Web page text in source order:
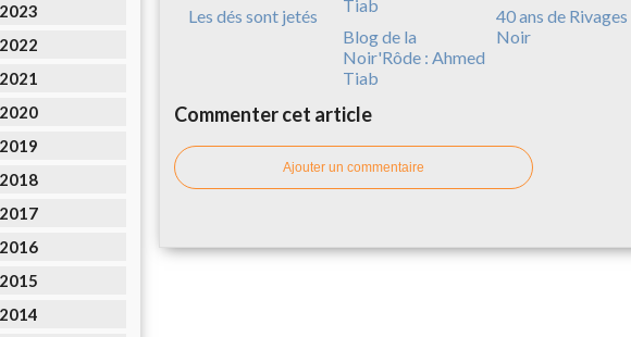
2023
2022
2021
2020
2019
2018
2017
2016
2015
2014
Les dés sont jetés
Blog de la
Noir'Rôde : Ahmed
Tiab
40 ans de Rivages
Noir
Commenter cet article
Ajouter un commentaire